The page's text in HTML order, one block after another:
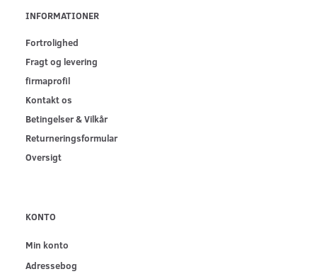
INFORMATIONER
Fortrolighed
Fragt og levering
firmaprofil
Kontakt os
Betingelser & Vilkår
Returneringsformular
Oversigt
KONTO
Min konto
Adressebog